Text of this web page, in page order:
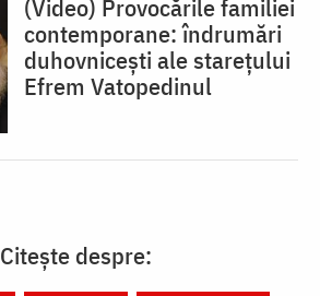
(Video) Provocările familiei
contemporane: îndrumări
duhovnicești ale starețului
Efrem Vatopedinul
Citește despre: